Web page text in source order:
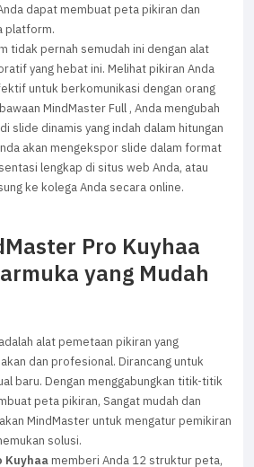
dapat membuat peta pikiran dan
platform.
tidak pernah semudah ini dengan alat
yang hebat ini. Melihat pikiran Anda
untuk berkomunikasi dengan orang
MindMaster Full , Anda mengubah
slide dinamis yang indah dalam hitungan
akan mengekspor slide dalam format
lengkap di situs web Anda, atau
ke kolega Anda secara online.
Pro Kuyhaa
yang Mudah
alat pemetaan pikiran yang
dan profesional. Dirancang untuk
baru. Dengan menggabungkan titik-titik
peta pikiran, Sangat mudah dan
MindMaster untuk mengatur pemikiran
solusi.
Kuyhaamemberi Anda 12 struktur peta,